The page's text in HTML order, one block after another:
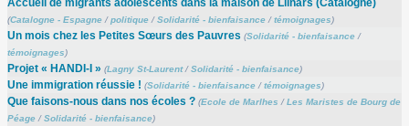
(Catalogne - Espagne/politique/Solidarité - bienfaisance/témoignages)
Un mois chez les Petites Sœurs des Pauvres (Solidarité - bienfaisance/
témoignages)
Projet « HANDI-I » (Lagny St-Laurent/Solidarité - bienfaisance)
Une immigration réussie ! (Solidarité - bienfaisance/témoignages)
Que faisons-nous dans nos écoles ? (Ecole de Marlhes /Les Maristes de Bourg de
Péage/Solidarité - bienfaisance)